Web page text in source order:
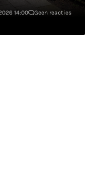
14:00
Geen reacties